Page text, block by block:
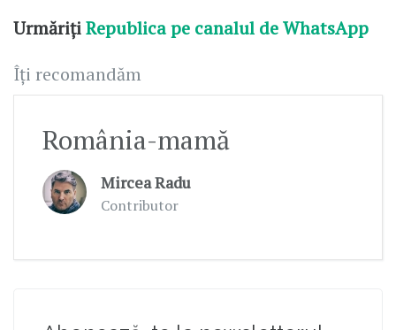
UrmărițiRepublica pe canalul de WhatsApp
Îți recomandăm
România-mamă
Mircea Radu
Contributor